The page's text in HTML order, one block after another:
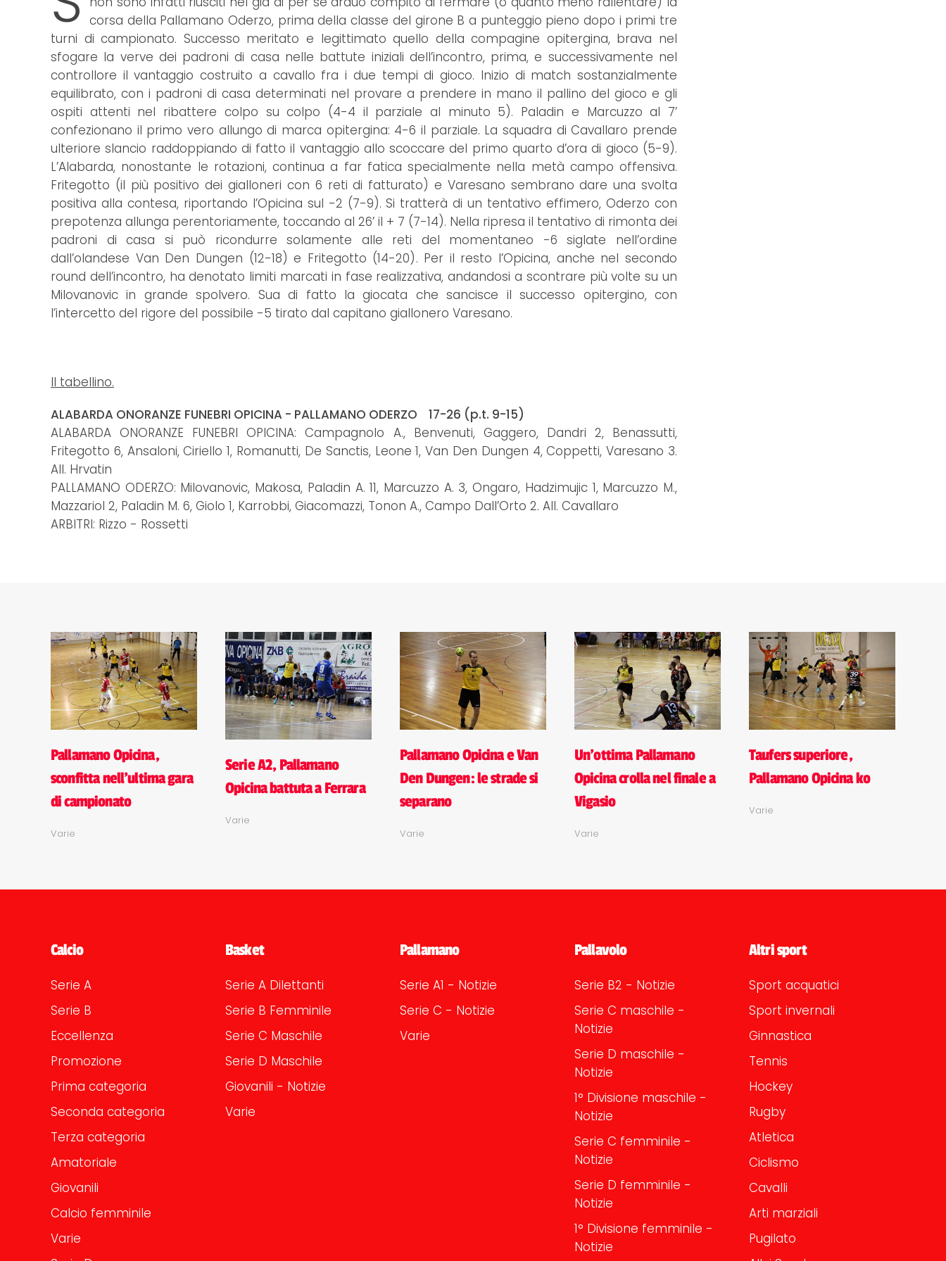
corsa della Pallamano Oderzo, prima della classe del girone B a punteggio pieno dopo i primi tre
turni di campionato. Successo meritato e legittimato quello della compagine opitergina, brava nel
sfogare la verve dei padroni di casa nelle battute iniziali dell’incontro, prima, e successivamente nel
controllore il vantaggio costruito a cavallo fra i due tempi di gioco. Inizio di match sostanzialmente
equilibrato, con i padroni di casa determinati nel provare a prendere in mano il pallino del gioco e gli
ospiti attenti nel ribattere colpo su colpo (4-4 il parziale al minuto 5). Paladin e Marcuzzo al 7’
confezionano il primo vero allungo di marca opitergina: 4-6 il parziale. La squadra di Cavallaro prende
ulteriore slancio raddoppiando di fatto il vantaggio allo scoccare del primo quarto d’ora di gioco (5-9).
L’Alabarda, nonostante le rotazioni, continua a far fatica specialmente nella metà campo offensiva.
Fritegotto (il più positivo dei gialloneri con 6 reti di fatturato) e Varesano sembrano dare una svolta
positiva alla contesa, riportando l’Opicina sul -2 (7-9). Si tratterà di un tentativo effimero, Oderzo con
prepotenza allunga perentoriamente, toccando al 26’ il + 7 (7-14). Nella ripresa il tentativo di rimonta dei
padroni di casa si può ricondurre solamente alle reti del momentaneo -6 siglate nell’ordine
dall’olandese Van Den Dungen (12-18) e Fritegotto (14-20). Per il resto l’Opicina, anche nel secondo
round dell’incontro, ha denotato limiti marcati in fase realizzativa, andandosi a scontrare più volte su un
Milovanovic in grande spolvero. Sua di fatto la giocata che sancisce il successo opitergino, con
l’intercetto del rigore del possibile -5 tirato dal capitano giallonero Varesano.
Il tabellino.
ALABARDA ONORANZE FUNEBRI OPICINA - PALLAMANO ODERZO 17-26 (p.t. 9-15)
ALABARDA ONORANZE FUNEBRI OPICINA: Campagnolo A., Benvenuti, Gaggero, Dandri 2, Benassutti,
Fritegotto 6, Ansaloni, Ciriello 1, Romanutti, De Sanctis, Leone 1, Van Den Dungen 4, Coppetti, Varesano 3.
All. Hrvatin
PALLAMANO ODERZO: Milovanovic, Makosa, Paladin A. 11, Marcuzzo A. 3, Ongaro, Hadzimujic 1, Marcuzzo M.,
Mazzariol 2, Paladin M. 6, Giolo 1, Karrobbi, Giacomazzi, Tonon A., Campo Dall’Orto 2. All. Cavallaro
ARBITRI: Rizzo - Rossetti
Pallamano Opicina,
sconfitta nell'ultima gara
di campionato
Varie
Serie A2, Pallamano
Opicina battuta a Ferrara
Varie
Pallamano Opicina e Van
Den Dungen: le strade si
separano
Varie
Un'ottima Pallamano
Opicina crolla nel finale a
Vigasio
Varie
Taufers superiore,
Pallamano Opicina ko
Varie
Calcio
Serie A
Serie B
Eccellenza
Promozione
Prima categoria
Seconda categoria
Terza categoria
Amatoriale
Giovanili
Calcio femminile
Varie
Basket
Serie A Dilettanti
Serie B Femminile
Serie C Maschile
Serie D Maschile
Giovanili - Notizie
Varie
Pallamano
Serie A1 - Notizie
Serie C - Notizie
Varie
Pallavolo
Serie B2 - Notizie
Serie C maschile -
Notizie
Serie D maschile -
Notizie
1° Divisione maschile -
Notizie
Serie C femminile -
Notizie
Serie D femminile -
Notizie
1° Divisione femminile -
Notizie
Altri sport
Sport acquatici
Sport invernali
Ginnastica
Tennis
Hockey
Rugby
Atletica
Ciclismo
Cavalli
Arti marziali
Pugilato